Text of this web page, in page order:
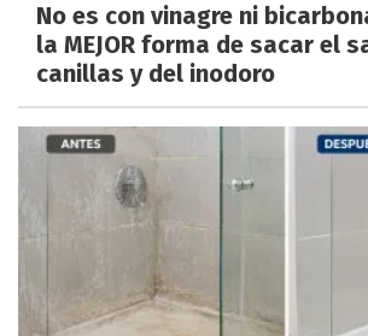
No es con vinagre ni
la MEJOR forma de sacar el
canillas y del inodoro